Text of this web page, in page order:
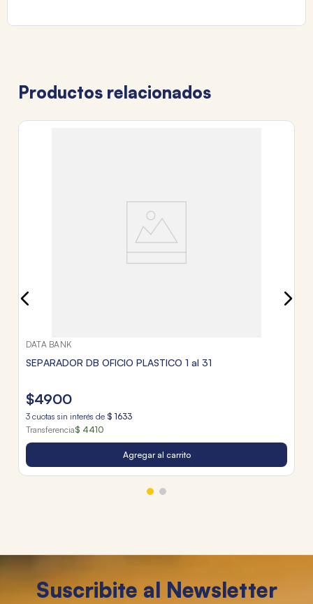
Productos relacionados
DATA BANK
SEPARADOR DB OFICIO PLASTICO 1 al 31
$4900
3 cuotas sin interés de $ 1633
Transferencia$ 4410
Agregar al carrito
Suscribite al Newsletter